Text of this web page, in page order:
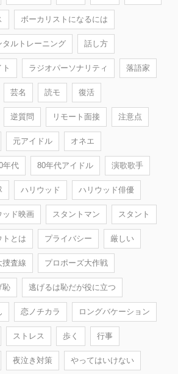
ボーカリストになるには
タルトレーニング 話し方
ラジオパーソナリティ 落語家
芸名 読モ 復活
逆質問 リモート面接 注意点
元アイドル オネエ
年代 80年代アイドル 演歌歌手
ハリウッド ハリウッド俳優
ッド映画 スタントマン スタント
トとは プライバシー 厳しい
捜査線 プロポーズ大作戦
恥 逃げるは恥だが役に立つ
恋ノチカラ ロングバケーション
ストレス 歩く 行事
夜泣き対策 やってはいけない